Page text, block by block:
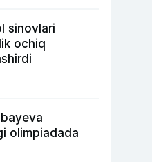
sinovlari
ochiq
olimpiadada